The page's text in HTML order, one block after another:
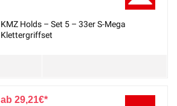
KMZ Holds – Set 5 – 33er S-Mega
Klettergriffset
29,21€